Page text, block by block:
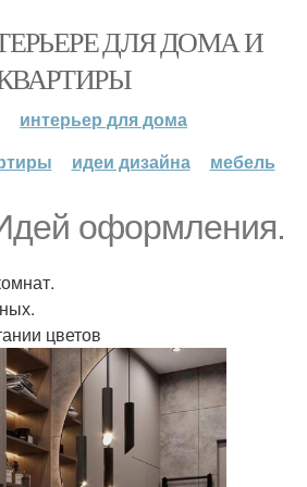
ДЛЯ ДОМА И
интерьер для дома
идеи дизайна мебель
оформления.
цветов